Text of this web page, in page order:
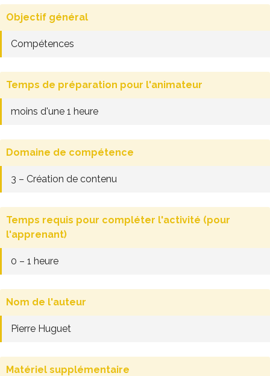
Objectif général
Compétences
Temps de préparation pour l'animateur
moins d'une 1 heure
Domaine de compétence
3 – Création de contenu
Temps requis pour compléter l'activité (pour
l'apprenant)
0 – 1 heure
Nom de l'auteur
Pierre Huguet
Matériel supplémentaire